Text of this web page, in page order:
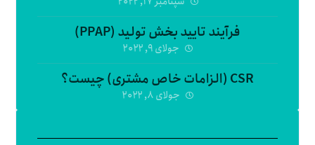
فرآیند تایید بخش تولید (PPAP)
جولای ۹, ۲۰۲۲
CSR (الزامات خاص مشتری) چیست؟
جولای ۸, ۲۰۲۲